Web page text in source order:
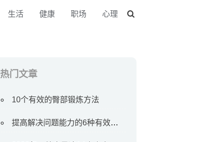
生活 健康 职场 心理
热门文章
10个有效的臀部锻炼方法
提高解决问题能力的6种有效方法